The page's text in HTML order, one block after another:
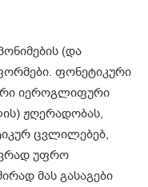
(და
ფონეტიკური
იეროგლიფური
ჟღერადობას,
ცვლილებებ,
უფრო
მას გასაგები